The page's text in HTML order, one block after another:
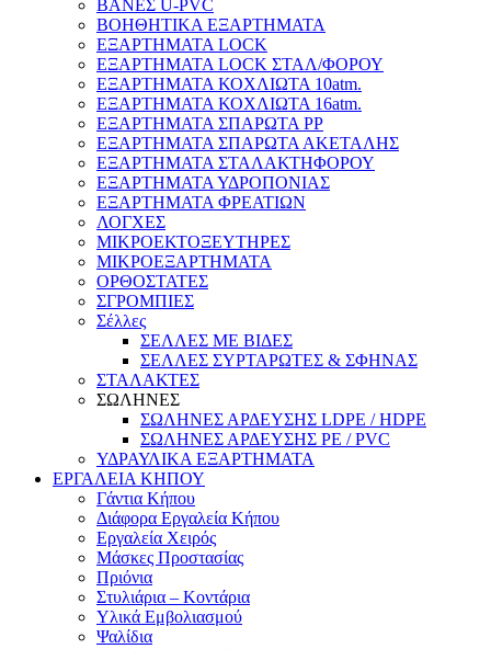
ΒΑΝΕΣ U-PVC
ΒΟΗΘΗΤΙΚΑ ΕΞΑΡΤΗΜΑΤΑ
ΕΞΑΡΤΗΜΑΤΑ LOCK
ΕΞΑΡΤΗΜΑΤΑ LOCK ΣΤΑΛ/ΦΟΡΟΥ
ΕΞΑΡΤΗΜΑΤΑ ΚΟΧΛΙΩΤΑ 10atm.
ΕΞΑΡΤΗΜΑΤΑ ΚΟΧΛΙΩΤΑ 16atm.
ΕΞΑΡΤΗΜΑΤΑ ΣΠΑΡΩΤΑ PP
ΕΞΑΡΤΗΜΑΤΑ ΣΠΑΡΩΤΑ ΑΚΕΤΑΛΗΣ
ΕΞΑΡΤΗΜΑΤΑ ΣΤΑΛΑΚΤΗΦΟΡΟΥ
ΕΞΑΡΤΗΜΑΤΑ ΥΔΡΟΠΟΝΙΑΣ
ΕΞΑΡΤΗΜΑΤΑ ΦΡΕΑΤΙΩΝ
ΛΟΓΧΕΣ
ΜΙΚΡΟΕΚΤΟΞΕΥΤΗΡΕΣ
ΜΙΚΡΟΕΞΑΡΤΗΜΑΤΑ
ΟΡΘΟΣΤΑΤΕΣ
ΣΓΡΟΜΠΙΕΣ
Σέλλες
ΣΕΛΛΕΣ ΜΕ ΒΙΔΕΣ
ΣΕΛΛΕΣ ΣΥΡΤΑΡΩΤΕΣ & ΣΦΗΝΑΣ
ΣΤΑΛΑΚΤΕΣ
ΣΩΛΗΝΕΣ
ΣΩΛΗΝΕΣ ΑΡΔΕΥΣΗΣ LDPE / HDPE
ΣΩΛΗΝΕΣ ΑΡΔΕΥΣΗΣ PE / PVC
ΥΔΡΑΥΛΙΚΑ ΕΞΑΡΤΗΜΑΤΑ
ΕΡΓΑΛΕΙΑ ΚΗΠΟΥ
Γάντια Κήπου
Διάφορα Εργαλεία Κήπου
Εργαλεία Χειρός
Μάσκες Προστασίας
Πριόνια
Στυλιάρια – Κοντάρια
Υλικά Εμβολιασμού
Ψαλίδια